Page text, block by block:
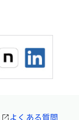
よくある質問